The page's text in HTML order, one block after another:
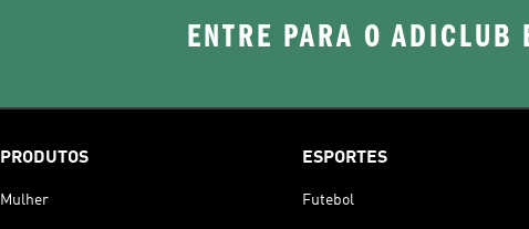
ENTRE PARA O ADICLUB
PRODUTOS
Mulher
ESPORTES
Futebol